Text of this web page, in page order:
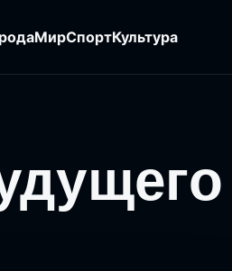
МирСпортКультура